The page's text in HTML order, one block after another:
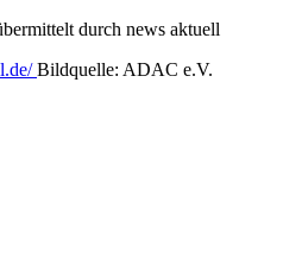
durch news aktuell
Bildquelle: ADAC e.V.